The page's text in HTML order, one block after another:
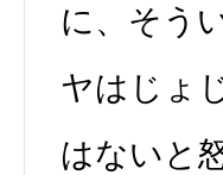
に、そう
ヤはじょ
はないと